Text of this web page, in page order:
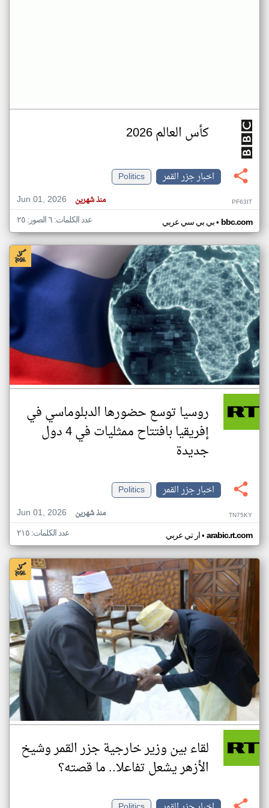
كأس العالم 2026
اخبار جزر القمر
Politics
Jun 01, 2026
منذ شهرين PF63IT
بي بي سي عربي• bbc.com عدد الكلمات: ٦ الصور: ٢٥
روسيا توسع حضورها الدبلوماسي في
إفريقيا بافتتاح ممثليات في 4 دول
جديدة
اخبار جزر القمر
Politics
Jun 01, 2026
منذ شهرين TN75KY
ار تي عربي• arabic.rt.com عدد الكلمات: ٢١٥
لقاء بين وزير خارجية جزر القمر وشيخ
الأزهر يشعل تفاعلا.. ما قصته؟